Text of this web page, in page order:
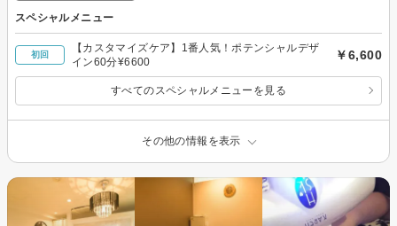
スペシャルメニュー
初回
【カスタマイズケア】1番人気！ポテンシャルデザ
イン60分¥6600
￥6,600
すべてのスペシャルメニューを見る
その他の情報を表示